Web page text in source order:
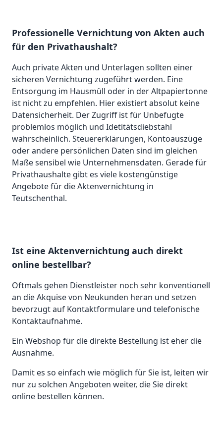
Professionelle Vernichtung von Akten auch
für den Privathaushalt?
Auch private Akten und Unterlagen sollten einer
sicheren Vernichtung zugeführt werden. Eine
Entsorgung im Hausmüll oder in der Altpapiertonne
ist nicht zu empfehlen. Hier existiert absolut keine
Datensicherheit. Der Zugriff ist für Unbefugte
problemlos möglich und Idetitätsdiebstahl
wahrscheinlich. Steuererklärungen, Kontoauszüge
oder andere persönlichen Daten sind im gleichen
Maße sensibel wie Unternehmensdaten. Gerade für
Privathaushalte gibt es viele kostengünstige
Angebote für die Aktenvernichtung in
Teutschenthal.
Ist eine Aktenvernichtung auch direkt
online bestellbar?
Oftmals gehen Dienstleister noch sehr konventionell
an die Akquise von Neukunden heran und setzen
bevorzugt auf Kontaktformulare und telefonische
Kontaktaufnahme.
Ein Webshop für die direkte Bestellung ist eher die
Ausnahme.
Damit es so einfach wie möglich für Sie ist, leiten wir
nur zu solchen Angeboten weiter, die Sie direkt
online bestellen können.